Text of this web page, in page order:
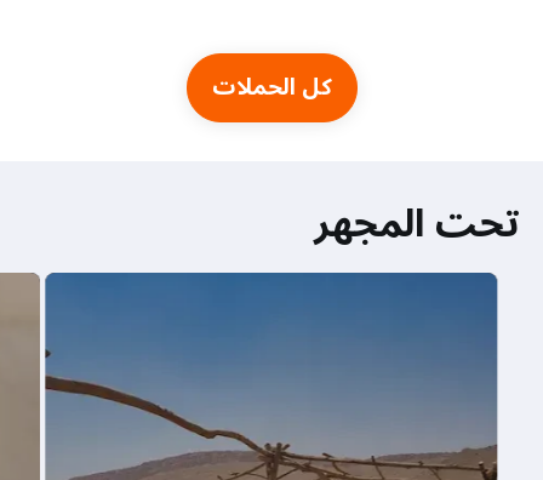
كل الحملات
تحت المجهر